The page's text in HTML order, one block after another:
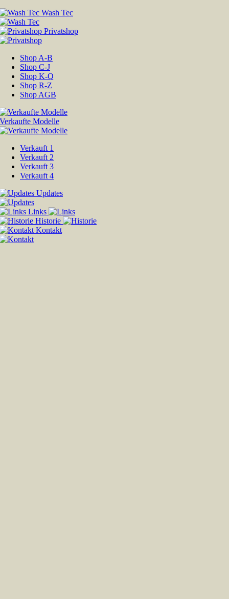
Shop A-B
Shop C-J
Shop K-Q
Shop R-Z
Shop AGB
Verkauft 1
Verkauft 2
Verkauft 3
Verkauft 4